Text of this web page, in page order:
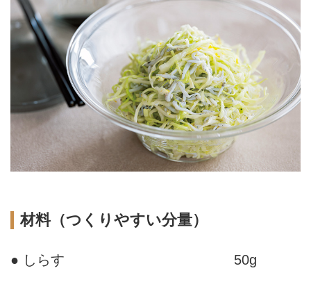
材料（つくりやすい分量）
● しらす 50g